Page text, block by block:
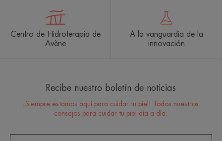
Centro de Hidroterapia de
Avène
A la vanguardia de la
innovación
Recibe nuestro boletín de noticias
¡Siempre estamos aquí para cuidar tu piel! Todos nuestros
consejos para cuidar tu piel día a día.